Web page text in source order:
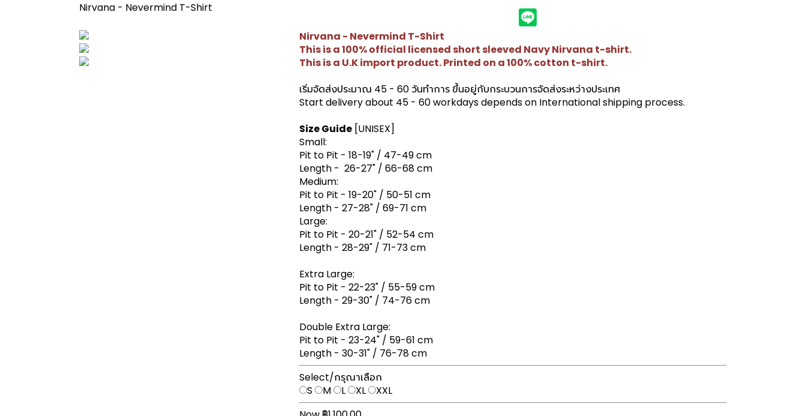
Nirvana - Nevermind T-Shirt
Nirvana - Nevermind T-Shirt
This is a 100% official licensed short sleeved NavyNirvana t-shirt.
This is a U.K import product. Printed on a 100% cotton t-shirt.
เริ่มจัดส่งประมาณ 45 - 60 วันทำการ ขึ้นอยู่กับกระบวนการจัดส่งระหว่างประเทศ
Start delivery about 45 - 60 workdays depends on International shipping process.
Size Guide[UNISEX]
Small:
Pit to Pit - 18-19" / 47-49 cm
Length - 26-27" / 66-68 cm
Medium:
Pit to Pit - 19-20" / 50-51 cm
Length - 27-28" / 69-71 cm
Large:
Pit to Pit - 20-21" / 52-54 cm
Length - 28-29" / 71-73 cm
Extra Large:
Pit to Pit - 22-23" / 55-59 cm
Length - 29-30" / 74-76 cm
Double Extra Large:
Pit to Pit - 23-24" / 59-61 cm
Length - 30-31" / 76-78 cm
Select/กรุณาเลือก
S
M L XL
XXL